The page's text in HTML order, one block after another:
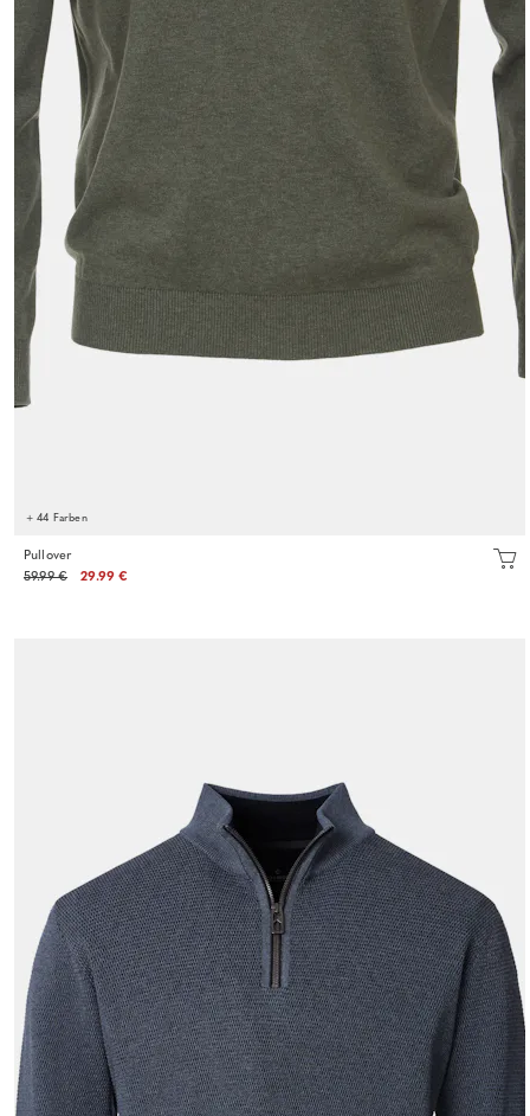
+ 44 Farben
Pullover
59.99 €
29.99 €